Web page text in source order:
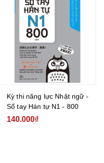
Kỳ thi năng lực Nhật ngữ -
Sổ tay Hán tự N2 - 550
105.000₫